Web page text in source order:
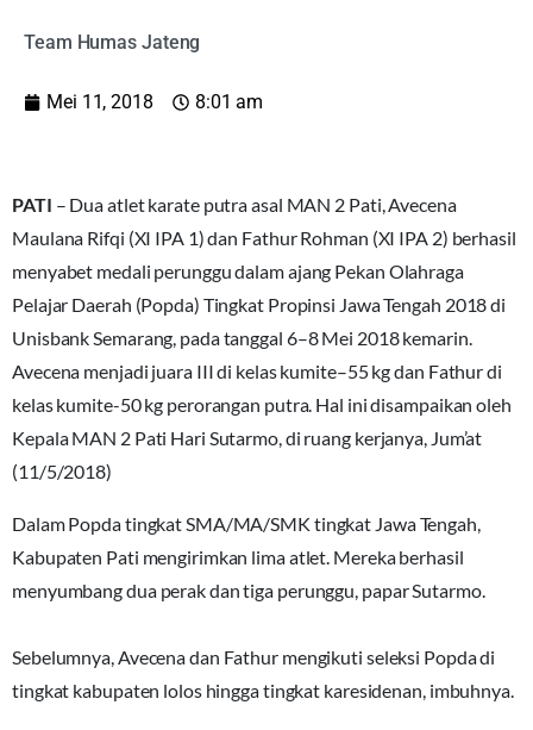
Team Humas Jateng
Mei 11, 2018 8:01 am
PATI – Dua atlet karate putra asal MAN 2 Pati, Avecena
Maulana Rifqi (XI IPA 1) dan Fathur Rohman (XI IPA 2) berhasil
menyabet medali perunggu dalam ajang Pekan Olahraga
Pelajar Daerah (Popda) Tingkat Propinsi Jawa Tengah 2018 di
Unisbank Semarang, pada tanggal 6–8 Mei 2018 kemarin.
Avecena menjadi juara III di kelas kumite–55 kg dan Fathur di
kelas kumite-50 kg perorangan putra. Hal ini disampaikan oleh
Kepala MAN 2 Pati Hari Sutarmo, di ruang kerjanya, Jum’at
(11/5/2018)
Dalam Popda tingkat SMA/MA/SMK tingkat Jawa Tengah,
Kabupaten Pati mengirimkan lima atlet. Mereka berhasil
menyumbang dua perak dan tiga perunggu, papar Sutarmo.
Sebelumnya, Avecena dan Fathur mengikuti seleksi Popda di
tingkat kabupaten lolos hingga tingkat karesidenan, imbuhnya.